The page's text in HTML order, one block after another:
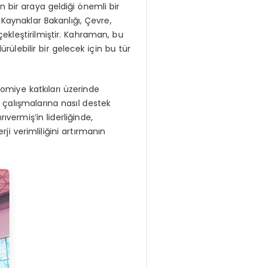
bir araya geldiği önemli bir
Bakanlığı, Çevre,
Kahraman, bu
bir gelecek için bu tür
katkıları üzerinde
nasıl destek
liderliğinde,
verimliliğini artırmanın